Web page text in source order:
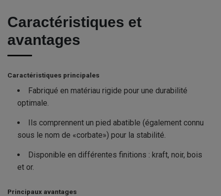
Caractéristiques et
avantages
Caractéristiques principales
Fabriqué en matériau rigide pour une durabilité
optimale.
Ils comprennent un pied abatible (également connu
sous le nom de «corbate») pour la stabilité.
Disponible en différentes finitions : kraft, noir, bois
et or.
Principaux avantages